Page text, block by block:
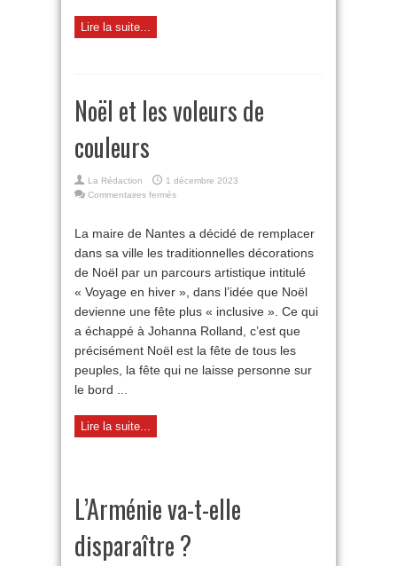
Lire la suite...
Noël et les voleurs de
couleurs
La Rédaction
1 décembre 2023
Commentaires fermés
les
voleurs
couleurs
La maire de Nantes a décidé de remplacer
dans sa ville les traditionnelles décorations
de Noël par un parcours artistique intitulé
« Voyage en hiver », dans l’idée que Noël
devienne une fête plus « inclusive ». Ce qui
a échappé à Johanna Rolland, c’est que
précisément Noël est la fête de tous les
peuples, la fête qui ne laisse personne sur
le bord ...
Lire la suite...
L’Arménie va-t-elle
disparaître ?